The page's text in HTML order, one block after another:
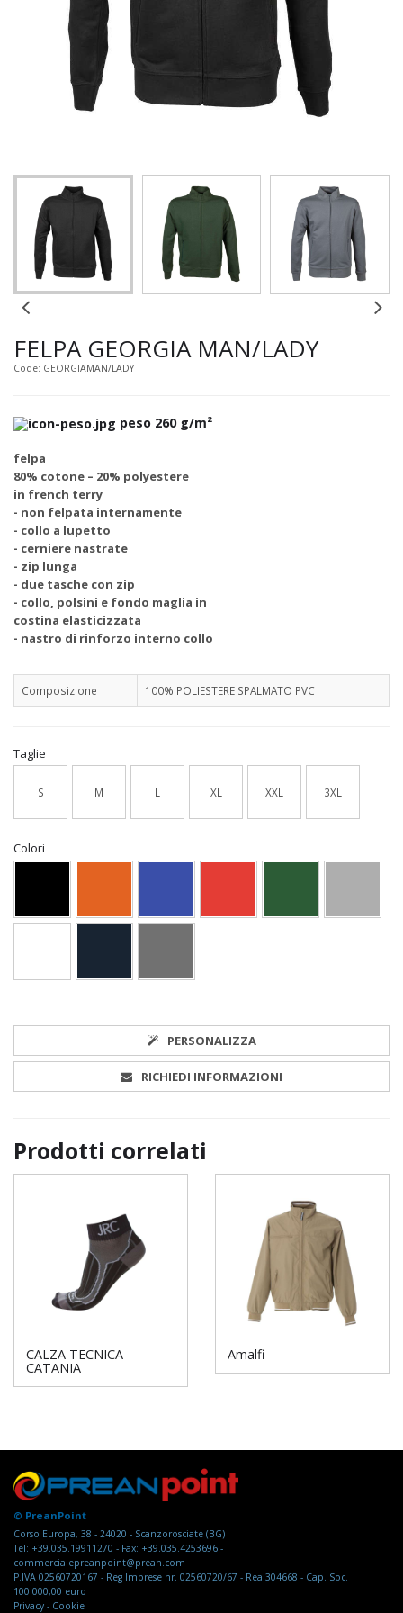
FELPA GEORGIA MAN/LADY
Code: GEORGIAMAN/LADY
peso 260 g/m²
felpa
80% cotone – 20% polyestere
in french terry
- non felpata internamente
- collo a lupetto
- cerniere nastrate
- zip lunga
- due tasche con zip
- collo, polsini e fondo maglia in
costina elasticizzata
- nastro di rinforzo interno collo
Composizione 100% POLIESTERE SPALMATO PVC
Taglie
S M L XL XXL 3XL
Colori
PERSONALIZZA
RICHIEDI INFORMAZIONI
Prodotti correlati
CALZA TECNICA
CATANIA
Amalfi
© PreanPoint
Corso Europa, 38 - 24020 - Scanzorosciate (BG)
Tel: +39.035.19911270 - Fax: +39.035.4253696 -
commercialepreanpoint@prean.com
P.IVA 02560720167 - Reg Imprese nr. 02560720/67 - Rea 304668 - Cap. Soc.
100.000,00 euro
Privacy - Cookie